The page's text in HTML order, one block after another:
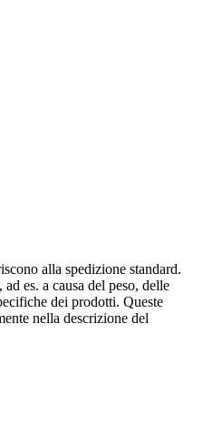
alla spedizione standard.
es. a causa del peso, delle
dei prodotti. Queste
nella descrizione del